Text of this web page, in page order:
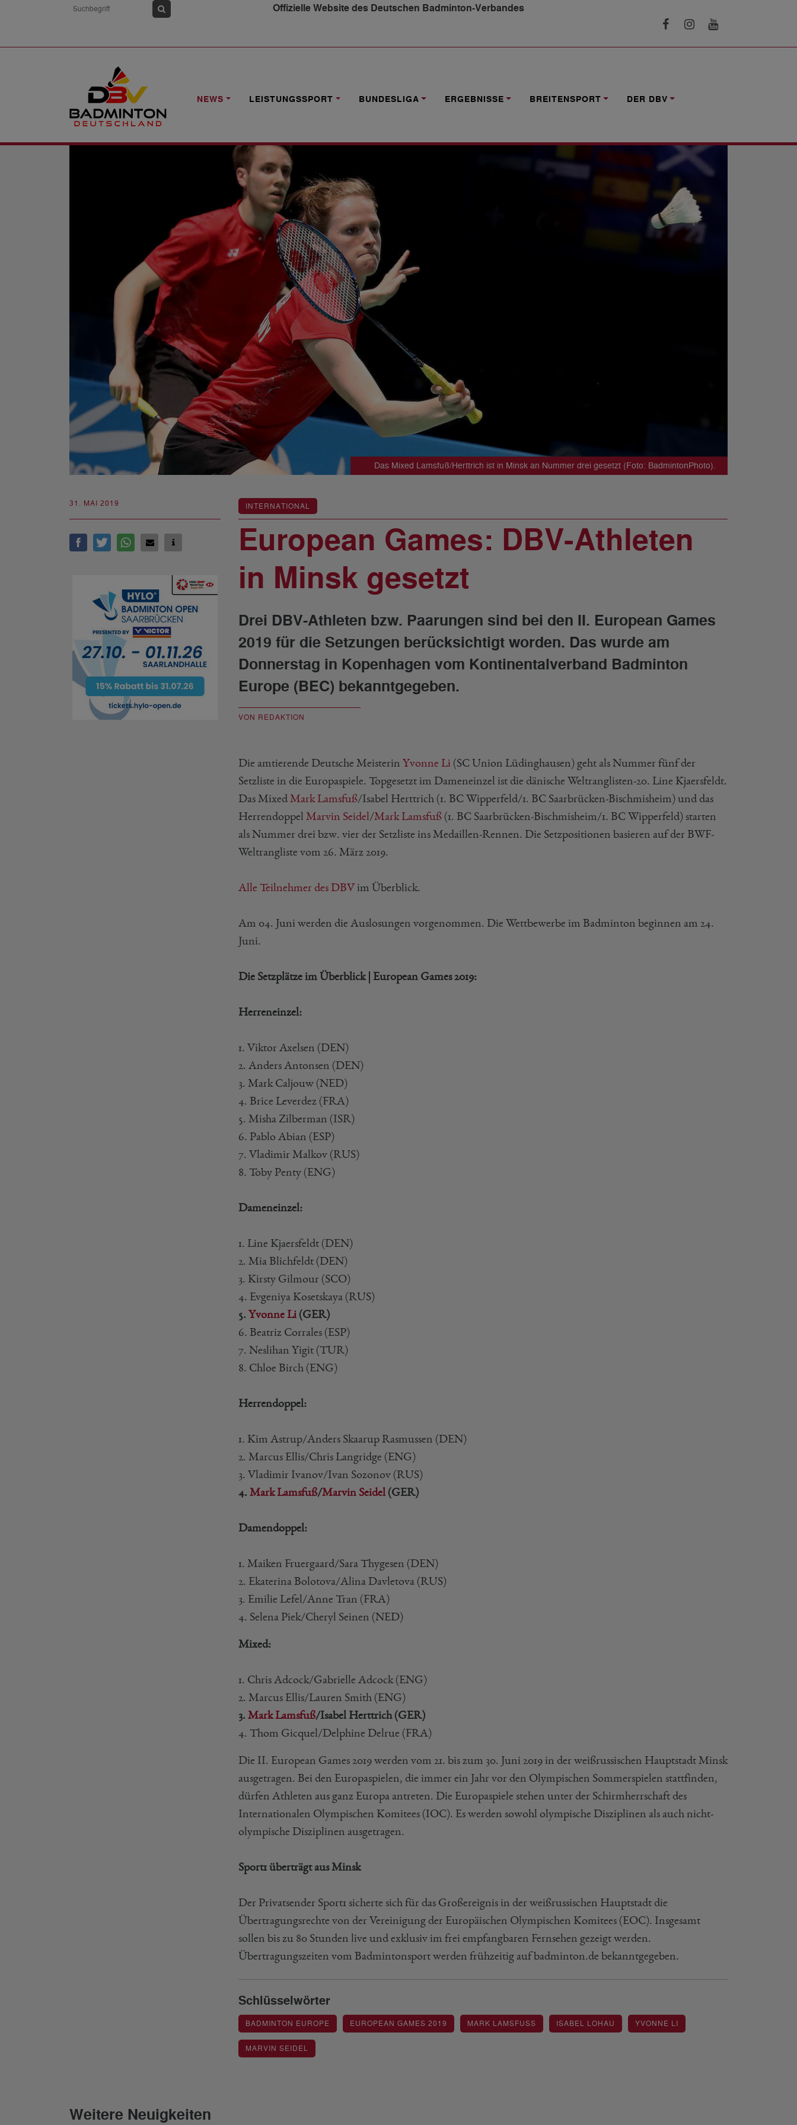
Offizielle Website des Deutschen Badminton-Verbandes
NEWS LEISTUNGSSPORT BUNDESLIGA ERGEBNISSE BREITENSPORT DER DBV
NEWS
Das Mixed Lamsfuß/Herttrich ist in Minsk an Nummer drei gesetzt (Foto: BadmintonPhoto).
31. MAI 2019 INTERNATIONAL
European Games: DBV-Athleten
in Minsk gesetzt
Drei DBV-Athleten bzw. Paarungen sind bei den II. European Games
2019 für die Setzungen berücksichtigt worden. Das wurde am
Donnerstag in Kopenhagen vom Kontinentalverband Badminton
Europe (BEC) bekanntgegeben.
VON REDAKTION
Die amtierende Deutsche Meisterin Yvonne Li (SC Union Lüdinghausen) geht als Nummer fünf der
Setzliste in die Europaspiele. Topgesetzt im Dameneinzel ist die dänische Weltranglisten-20. Line Kjaersfeldt.
Das Mixed Mark Lamsfuß/Isabel Herttrich (1. BC Wipperfeld/1. BC Saarbrücken-Bischmisheim) und das
Herrendoppel Marvin Seidel /Mark Lamsfuß (1. BC Saarbrücken-Bischmisheim/1. BC Wipperfeld) starten
als Nummer drei bzw. vier der Setzliste ins Medaillen-Rennen. Die Setzpositionen basieren auf der BWF-
Weltrangliste vom 26. März 2019.
Alle Teilnehmer des DBVim Überblick.
Am 04. Juni werden die Auslosungen vorgenommen. Die Wettbewerbe im Badminton beginnen am 24.
Juni.
Die Setzplätze im Überblick | European Games 2019:
Herreneinzel:
1. Viktor Axelsen (DEN)
2. Anders Antonsen (DEN)
3. Mark Caljouw (NED)
4. Brice Leverdez (FRA)
5. Misha Zilberman (ISR)
6. Pablo Abian (ESP)
7. Vladimir Malkov (RUS)
8. Toby Penty (ENG)
Dameneinzel:
1. Line Kjaersfeldt (DEN)
2. Mia Blichfeldt (DEN)
3. Kirsty Gilmour (SCO)
4. Evgeniya Kosetskaya (RUS)
5. Yvonne Li (GER)
6. Beatriz Corrales (ESP)
7. Neslihan Yigit (TUR)
8. Chloe Birch (ENG)
Herrendoppel:
1. Kim Astrup/Anders Skaarup Rasmussen (DEN)
2. Marcus Ellis/Chris Langridge (ENG)
3. Vladimir Ivanov/Ivan Sozonov (RUS)
4. Mark Lamsfuß/Marvin Seidel (GER)
Damendoppel:
1. Maiken Fruergaard/Sara Thygesen (DEN)
2. Ekaterina Bolotova/Alina Davletova (RUS)
3. Emilie Lefel/Anne Tran (FRA)
4. Selena Piek/Cheryl Seinen (NED)
Mixed:
1. Chris Adcock/Gabrielle Adcock (ENG)
2. Marcus Ellis/Lauren Smith (ENG)
3. Mark Lamsfuß/Isabel Herttrich (GER)
4. Thom Gicquel/Delphine Delrue (FRA)
Die II. European Games 2019 werden vom 21. bis zum 30. Juni 2019 in der weißrussischen Hauptstadt Minsk
ausgetragen. Bei den Europaspielen, die immer ein Jahr vor den Olympischen Sommerspielen stattfinden,
dürfen Athleten aus ganz Europa antreten. Die Europaspiele stehen unter der Schirmherrschaft des
Internationalen Olympischen Komitees (IOC). Es werden sowohl olympische Disziplinen als auch nicht-
olympische Disziplinen ausgetragen.
Sport1 überträgt aus Minsk
Der Privatsender Sport1 sicherte sich für das Großereignis in der weißrussischen Hauptstadt die
Übertragungsrechte von der Vereinigung der Europäischen Olympischen Komitees (EOC). Insgesamt
sollen bis zu 80 Stunden live und exklusiv im frei empfangbaren Fernsehen gezeigt werden.
Übertragungszeiten vom Badmintonsport werden frühzeitig auf badminton.de bekanntgegeben.
Schlüsselwörter
BADMINTON EUROPE EUROPEAN GAMES 2019 MARK LAMSFUSS ISABEL LOHAU YVONNE LI
MARVIN SEIDEL
Weitere Neuigkeiten